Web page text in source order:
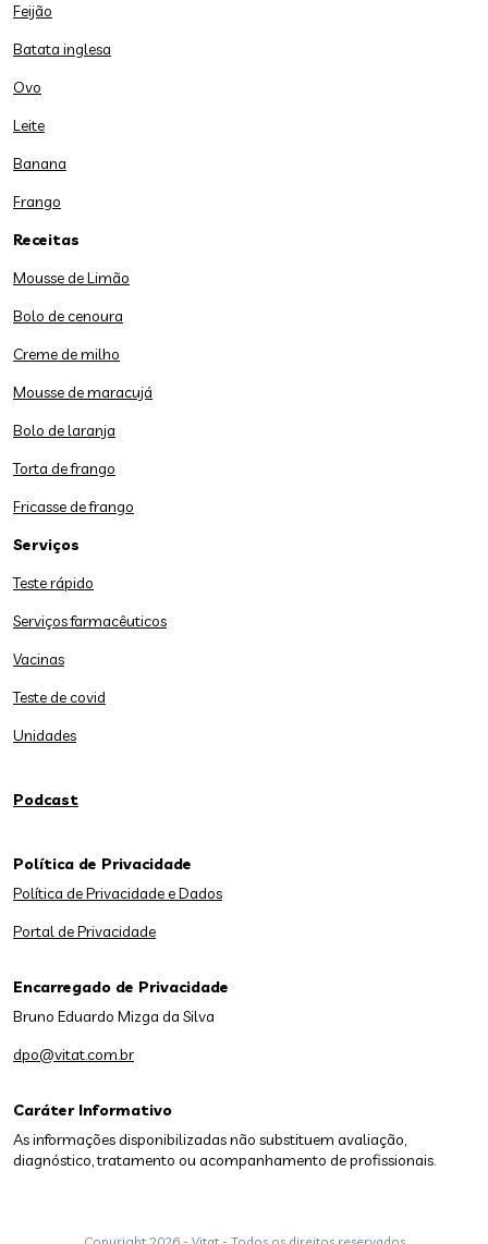
Feijão
Batata inglesa
Ovo
Leite
Banana
Frango
Receitas
Mousse de Limão
Bolo de cenoura
Creme de milho
Mousse de maracujá
Bolo de laranja
Torta de frango
Fricasse de frango
Serviços
Teste rápido
Serviços farmacêuticos
Vacinas
Teste de covid
Unidades
Podcast
Caráter Informativo
As informações disponibilizadas não substituem avaliação,
diagnóstico, tratamento ou acompanhamento de profissionais.
Política de Privacidade
Política de Privacidade e Dados
Portal de Privacidade
Encarregado de Privacidade
Bruno Eduardo Mizga da Silva
dpo@vitat.com.br